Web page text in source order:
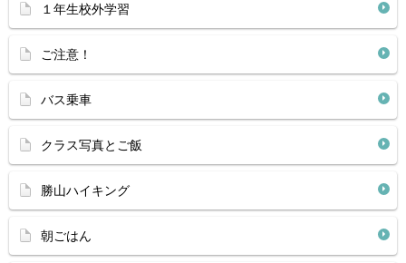
１年生校外学習
ご注意！
バス乗車
クラス写真とご飯
勝山ハイキング
朝ごはん